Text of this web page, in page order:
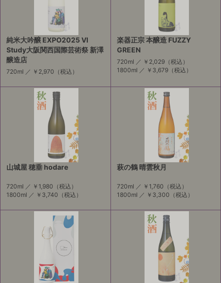
純米大吟醸 EXPO2025 VI
Study大阪関西国際芸術祭 新澤
醸造店
720ml ／ ￥2,970 （税込）
楽器正宗 本醸造 FUZZY
GREEN
720ml ／ ￥2,029（税込）
1800ml ／ ￥3,679（税込）
山城屋 穂垂 hodare
720ml ／ ￥1,980 （税込）
1800ml ／ ￥3,740 （税込）
萩の鶴 晴雲秋月
720ml ／ ￥1,760 （税込）
1800ml ／ ￥3,300 （税込）